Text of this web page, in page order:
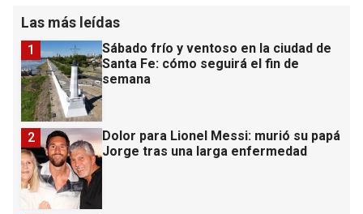
Las más leídas
Sábado frío y ventoso en la ciudad de
Santa Fe: cómo seguirá el fin de
semana
1
Dolor para Lionel Messi: murió su papá
Jorge tras una larga enfermedad
2